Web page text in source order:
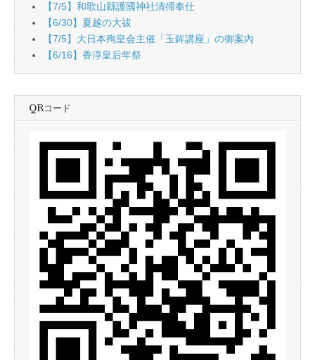
【7/5】和歌山縣護國神社清掃奉仕
【6/30】夏越の大祓
【7/5】大日本殉皇会主催「玉鉾講座」の御案內
【6/16】香淳皇后年祭
QRコード